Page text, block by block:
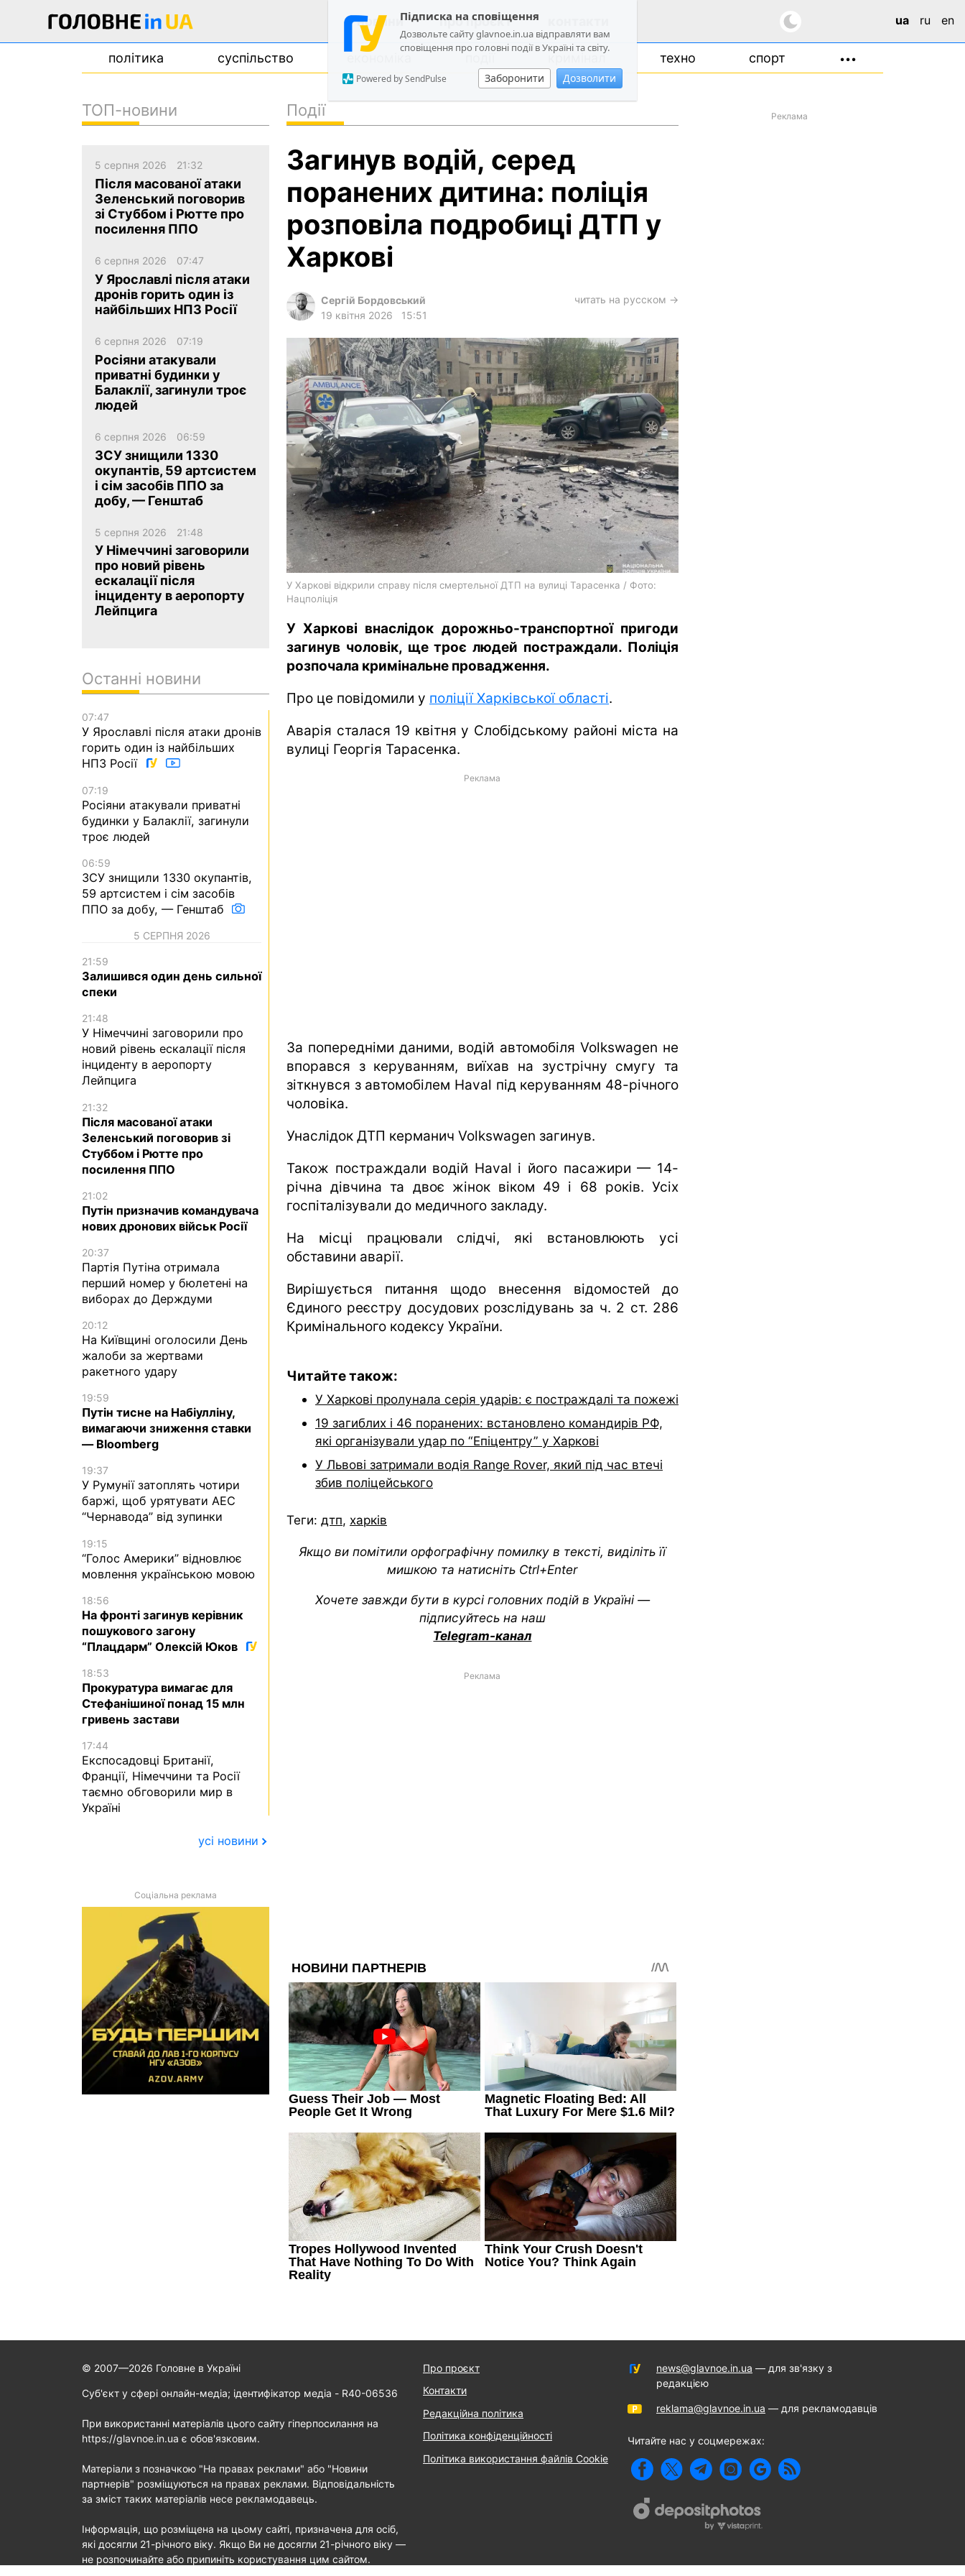
Підписка на сповіщення
Дозвольте сайту glavnoe.in.ua відправляти вам
сповіщення про головні події в Україні та світу.
Заборонити Дозволити
Powered by SendPulse
новини про проєкт ua ru en
політика суспільство кримінал техно спорт •••
політика
суспільство
економіка
події
кримінал
архів
gambling
Події
Загинув водій, серед
поранених дитина: поліція
розповіла подробиці ДТП у
Харкові
Сергій Бордовський
19 квітня 2026
15:51
читать на русском →
У Харкові відкрили справу після смертельної ДТП на вулиці Тарасенка / Фото:
Нацполіція
У Харкові внаслідок дорожньо-транспортної пригоди
загинув чоловік, ще троє людей постраждали. Поліція
розпочала кримінальне провадження.
Про це повідомили у поліції Харківської області.
Аварія сталася 19 квітня у Слобідському районі міста на
вулиці Георгія Тарасенка.
Реклама
За попередніми даними, водій автомобіля Volkswagen не
впорався з керуванням, виїхав на зустрічну смугу та
зіткнувся з автомобілем Haval під керуванням 48-річного
чоловіка.
Унаслідок ДТП керманич Volkswagen загинув.
Також постраждали водій Haval і його пасажири — 14-
річна дівчина та двоє жінок віком 49 і 68 років. Усіх
госпіталізували до медичного закладу.
На місці працювали слідчі, які встановлюють усі
обставини аварії.
Вирішується питання щодо внесення відомостей до
Єдиного реєстру досудових розслідувань за ч. 2 ст. 286
Кримінального кодексу України.
Читайте також:
У Харкові пролунала серія ударів: є постраждалі та пожежі
19 загиблих і 46 поранених: встановлено командирів РФ,
які організували удар по “Епіцентру” у Харкові
У Львові затримали водія Range Rover, який під час втечі
збив поліцейського
Теги: дтп, харків
Якщо ви помітили орфографічну помилку в тексті, виділіть її
мишкою та натисніть Ctrl+Enter
Хочете завжди бути в курсі головних подій в Україні —
підписуйтесь на наш
Telegram-канал
Реклама
Реклама
ТОП-новини
5 серпня 2026 21:32
Після масованої атаки
Зеленський поговорив
зі Стуббом і Рютте про
посилення ППО
6 серпня 2026 07:47
У Ярославлі після атаки
дронів горить один із
найбільших НПЗ Росії
6 серпня 2026 07:19
Росіяни атакували
приватні будинки у
Балаклії, загинули троє
людей
6 серпня 2026 06:59
ЗСУ знищили 1330
окупантів, 59 артсистем
і сім засобів ППО за
добу, — Генштаб
5 серпня 2026 21:48
У Німеччині заговорили
про новий рівень
ескалації після
інциденту в аеропорту
Лейпцига
Останні новини
07:47
У Ярославлі після атаки дронів
горить один із найбільших
НПЗ Росії
07:19
Росіяни атакували приватні
будинки у Балаклії, загинули
троє людей
06:59
ЗСУ знищили 1330 окупантів,
59 артсистем і сім засобів
ППО за добу, — Генштаб
5 СЕРПНЯ 2026
21:59
Залишився один день сильної
спеки
21:48
У Німеччині заговорили про
новий рівень ескалації після
інциденту в аеропорту
Лейпцига
21:32
Після масованої атаки
Зеленський поговорив зі
Стуббом і Рютте про
посилення ППО
21:02
Путін призначив командувача
нових дронових військ Росії
20:37
Партія Путіна отримала
перший номер у бюлетені на
виборах до Держдуми
20:12
На Київщині оголосили День
жалоби за жертвами
ракетного удару
19:59
Путін тисне на Набіулліну,
вимагаючи зниження ставки
— Bloomberg
19:37
У Румунії затоплять чотири
баржі, щоб урятувати АЕС
“Чернавода” від зупинки
19:15
“Голос Америки” відновлює
мовлення українською мовою
18:56
На фронті загинув керівник
пошукового загону
“Плацдарм” Олексій Юков
18:53
Прокуратура вимагає для
Стефанішиної понад 15 млн
гривень застави
17:44
Експосадовці Британії,
Франції, Німеччини та Росії
таємно обговорили мир в
Україні
усі новини
Соціальна реклама
© 2007—2026 Головне в Україні
Cуб'єкт у сфері онлайн-медіа; ідентифікатор медіа - R40-06536
При використанні матеріалів цього сайту гіперпосилання на
https://glavnoe.in.ua є обов'язковим.
Матеріали з позначкою "На правах реклами" або "Новини
партнерів" розміщуються на правах реклами. Відповідальність
за зміст таких матеріалів несе рекламодавець.
Інформація, що розміщена на цьому сайті, призначена для осіб,
які досягли 21-річного віку. Якщо Ви не досягли 21-річного віку —
не розпочинайте або припиніть користування цим сайтом.
Про проєкт
Контакти
Редакційна політика
Політика конфіденційності
Політика використання файлів Cookie
news@glavnoe.in.ua — для зв'язку з
редакцією
reklama@glavnoe.in.ua — для рекламодавців
Читайте нас у соцмережах: